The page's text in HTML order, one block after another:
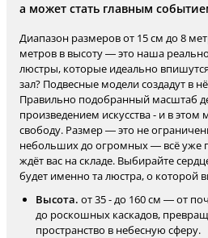
а может стать главным
Диапазон размеров от 15 см до 8
метров в высоту — это наша
люстры, которые идеально
зал? Подвесные модели создадут в
Правильно подобранный масштаб
произведением искусства - и в
свободу. Размер — это не
небольших до огромных — всё уже
ждёт вас на складе. Выбирайте
будет именно та люстра, о которой
Высота. от 35 - до 160 см — от
до роскошных каскадов,
пространство в небесную сферу.